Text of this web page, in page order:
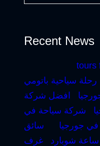
Recent News
tours
رحلة سياحية باتومي
افضل شركة
شركة سياحة في
جورجيا
سائق
ساعة شوبارد
غرف